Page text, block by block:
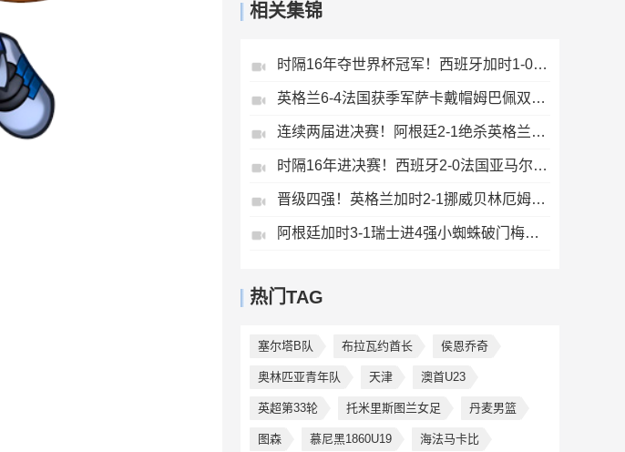
相关集锦
时隔16年夺世界杯冠军！西班牙加时1-0阿根廷费兰制胜恩佐染红
英格兰6-4法国获季军萨卡戴帽姆巴佩双响创纪录奥利塞2助+失良机
连续两届进决赛！阿根廷2-1绝杀英格兰劳塔罗恩佐破门梅西两助攻
时隔16年进决赛！西班牙2-0法国亚马尔造点奥亚萨瓦尔、波罗破门
晋级四强！英格兰加时2-1挪威贝林厄姆连场双响谢尔德鲁普破门
阿根廷加时3-1瑞士进4强小蜘蛛破门梅西助攻麦卡恩博洛假摔染红
热门TAG
塞尔塔B队 布拉瓦约酋长 侯恩乔奇
奥林匹亚青年队 天津 澳首U23
英超第33轮 托米里斯图兰女足 丹麦男篮
图森 慕尼黑1860U19 海法马卡比